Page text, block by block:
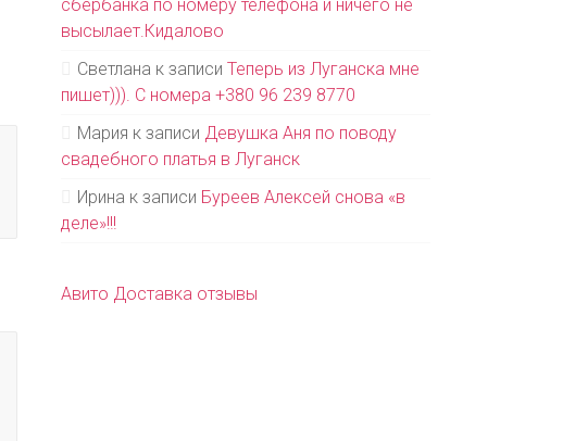
сбербанка по номеру телефона и ничего не
высылает.Кидалово
Светлана к записиТеперь из Луганска мне
пишет))). С номера +380 96 239 8770
Мария к записи Девушка Аня по поводу
свадебного платья в Луганск
Ирина к записи Буреев Алексей снова «в
деле»!!!
Авито Доставка отзывы